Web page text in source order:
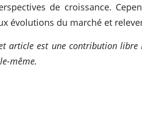
de croissance.
évolutions du marché et
article est une contribution
même.